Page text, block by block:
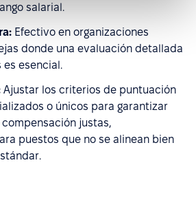
salarial.
Efectivo en organizaciones
donde una evaluación detallada
esencial.
Ajustar los criterios de puntuación
o únicos para garantizar
justas,
puestos que no se alinean bien